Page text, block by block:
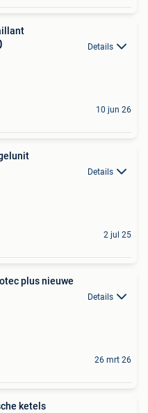
Details
10 jun 26
Details
2 jul 25
plus nieuwe
Details
26 mrt 26
ketels